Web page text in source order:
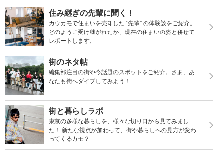
住み継ぎの先輩に聞く！
カウカモで住まいを売却した “先輩” の体験談をご紹介。
どのように受け継がれたか、現在の住まいの姿と併せて
レポートします。
街のネタ帖
編集部注目の街や今話題のスポットをご紹介。さあ、あ
なたも街へダイブしてみよう！
街と暮らしラボ
東京の多様な暮らしを、様々な切り口から見てみまし
た！ 新たな視点が加わって、街や暮らしへの見方が変わ
ってくるカモ？